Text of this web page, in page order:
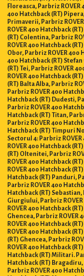
Floreasca, Parbriz ROVER
400 Hatchback (RT)
Primaverii, Parbriz
ROVER 400 Hatchback
(RT) Colentina, Parbriz
ROVER 400 Hatchback
Obor, Parbriz ROVER 400
400 Hatchback (RT)
(RT) Tei, Parbriz ROVER
ROVER 400 Hatchback
(RT) Balta Alba, Parbriz
Parbriz ROVER 400
Hatchback (RT) Dudesti,
Parbriz ROVER 400
Hatchback (RT) Titan,
Parbriz ROVER 400
Hatchback (RT) Timpuri
Sectorul 4: Parbriz
ROVER 400 Hatchback
(RT) Oltenitei, Parbriz
ROVER 400 Hatchback
ROVER 400 Hatchback
Hatchback (RT) Panduri,
Parbriz ROVER 400
Hatchback (RT)
Giurgiului, Parbriz
ROVER 400 Hatchback
Ghencea, Parbriz ROVER
ROVER 400 Hatchback
ROVER 400 Hatchback
(RT) Ghencea, Parbriz
ROVER 400 Hatchback
Hatchback (RT) Militari.
Hatchback (RT)
Parbriz ROVER 400